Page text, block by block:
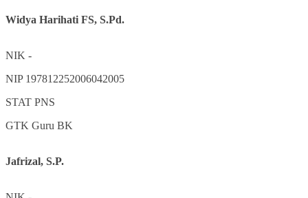
Widya Harihati FS, S.Pd.
NIK -
NIP 197812252006042005
STAT PNS
GTK Guru BK
Jafrizal, S.P.